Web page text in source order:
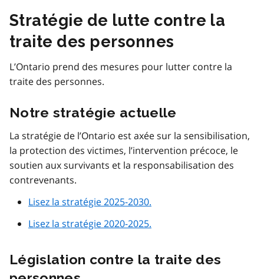
Stratégie de lutte contre la
traite des personnes
L’Ontario prend des mesures pour lutter contre la
traite des personnes.
Notre stratégie actuelle
La stratégie de l’Ontario est axée sur la sensibilisation,
la protection des victimes, l’intervention précoce, le
soutien aux survivants et la responsabilisation des
contrevenants.
Lisez la stratégie 2025-2030.
Lisez la stratégie 2020-2025.
Législation contre la traite des